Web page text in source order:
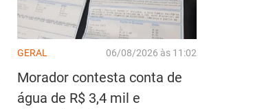
GERAL 06/08/2026 às 11:02
Morador contesta conta de
água de R$ 3,4 mil e